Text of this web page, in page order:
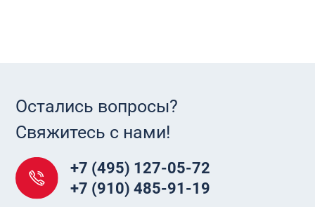
Остались вопросы?
Свяжитесь с нами!
+7 (495) 127-05-72
+7 (910) 485-91-19